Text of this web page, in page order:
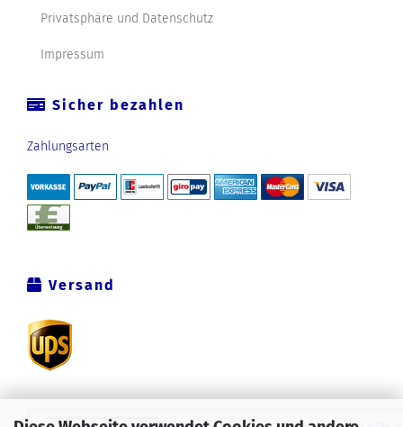
Privatsphäre und Datenschutz
Impressum
Sicher bezahlen
Zahlungsarten
Versand